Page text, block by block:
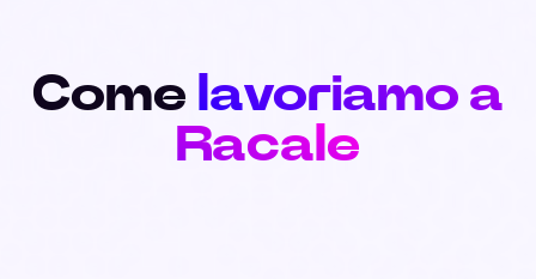
Come lavoriamo a
Racale